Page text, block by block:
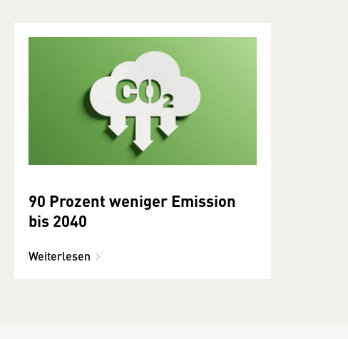
90 Prozent weniger Emission
bis 2040
Weiterlesen